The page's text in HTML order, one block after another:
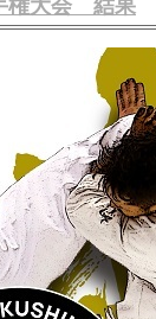
権大会 結果